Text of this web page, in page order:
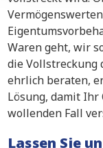
Waren geht, wir
die Vollstreckung
ehrlich beraten,
Lösung, damit
wollenden Fall
Lassen Sie